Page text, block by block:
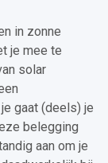
in zonne
je mee te
solar
gaat (deels) je
belegging
aan om je